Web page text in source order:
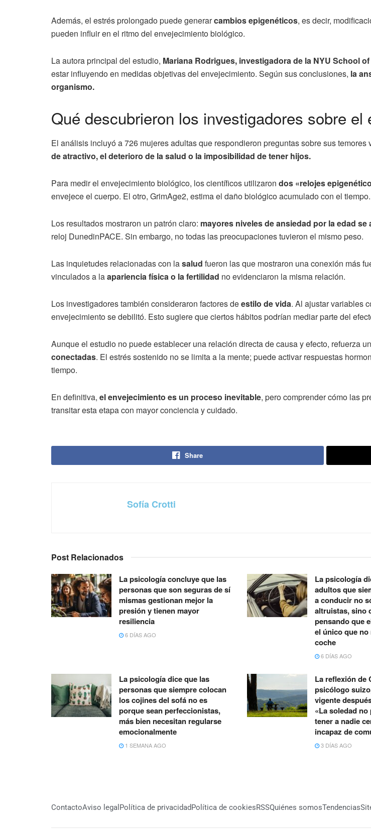
Además, el estrés prolongado puede generarcambios epigenéticos, es decir,
pueden influir en el ritmo del envejecimiento biológico.
La autora principal del estudio, Mariana Rodrigues, investigadora de la NYU School
estar influyendo en medidas objetivas del envejecimiento. Según sus conclusiones, la
organismo.
Qué descubrieron los investigadores sobre
El análisis incluyó a 726 mujeres adultas que respondieron preguntas sobre sus
de atractivo, el deterioro de la salud o la imposibilidad de tener hijos.
Para medir el envejecimiento biológico, los científicos utilizaron dos «relojes
envejece el cuerpo. El otro, GrimAge2, estima el daño biológico acumulado con el tiempo.
Los resultados mostraron un patrón claro: mayores niveles de ansiedad por la edad
reloj DunedinPACE. Sin embargo, no todas las preocupaciones tuvieron el mismo peso.
Las inquietudes relacionadas con lasalud fueron las que mostraron una conexión más
vinculados a laapariencia física o la fertilidad no evidenciaron la misma relación.
Los investigadores también consideraron factores deestilo de vida. Al ajustar variables
envejecimiento se debilitó. Esto sugiere que ciertos hábitos podrían mediar parte del
Aunque el estudio no puede establecer una relación directa de causa y efecto, refuerza
conectadas. El estrés sostenido no se limita a la mente; puede activar respuestas
tiempo.
En definitiva, el envejecimiento es un proceso inevitable, pero comprender cómo las
transitar esta etapa con mayor conciencia y cuidado.
Share
Sofía Crotti
Post Relacionados
La psicología concluye que las
personas que son seguras de sí
mismas gestionan mejor la
presión y tienen mayor
resiliencia
6 DÍAS AGO
La psicología
adultos que
a conducir no
altruistas, sino
pensando que
el único que no
coche
6 DÍAS AGO
La psicología dice que las
personas que siempre colocan
los cojines del sofá no es
porque sean perfeccionistas,
más bien necesitan regularse
emocionalmente
1 SEMANA AGO
La reflexión de
psicólogo
vigente
«La soledad
tener a nadie
incapaz de
3 DÍAS AGO
ContactoAviso legal Política de privacidadPolítica de cookiesRSSQuiénes somosTendencias